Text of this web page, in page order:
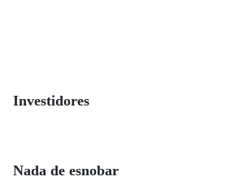
Investidores
Nada de esnobar